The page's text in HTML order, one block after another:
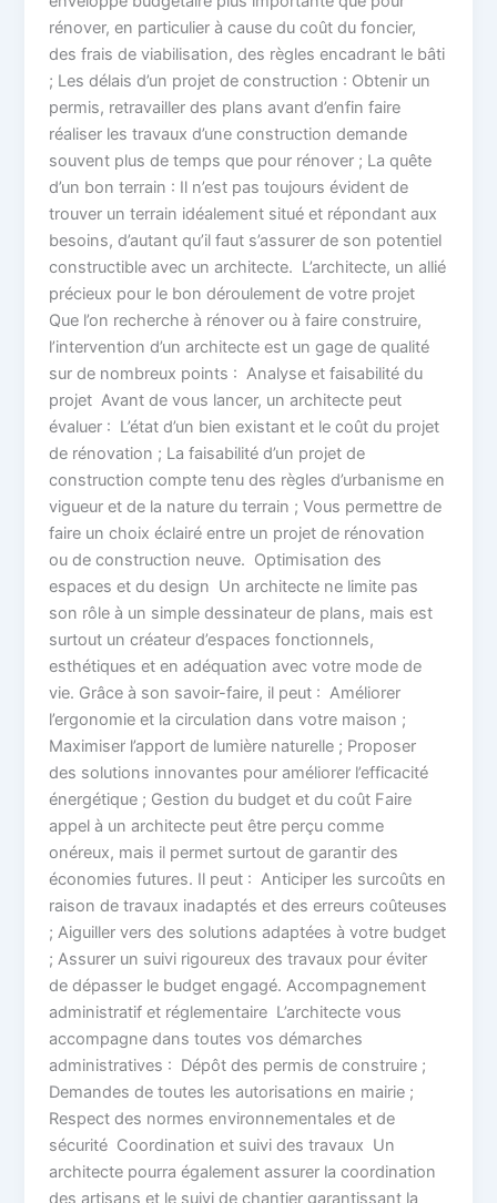
rénover, en particulier à cause du coût du foncier,
des frais de viabilisation, des règles encadrant le bâti
; Les délais d’un projet de construction : Obtenir un
permis, retravailler des plans avant d’enfin faire
réaliser les travaux d’une construction demande
souvent plus de temps que pour rénover ; La quête
d’un bon terrain : Il n’est pas toujours évident de
trouver un terrain idéalement situé et répondant aux
besoins, d’autant qu’il faut s’assurer de son potentiel
constructible avec un architecte. L’architecte, un allié
précieux pour le bon déroulement de votre projet
Que l’on recherche à rénover ou à faire construire,
l’intervention d’un architecte est un gage de qualité
sur de nombreux points : Analyse et faisabilité du
projet Avant de vous lancer, un architecte peut
évaluer : L’état d’un bien existant et le coût du projet
de rénovation ; La faisabilité d’un projet de
construction compte tenu des règles d’urbanisme en
vigueur et de la nature du terrain ; Vous permettre de
faire un choix éclairé entre un projet de rénovation
ou de construction neuve. Optimisation des
espaces et du design Un architecte ne limite pas
son rôle à un simple dessinateur de plans, mais est
surtout un créateur d’espaces fonctionnels,
esthétiques et en adéquation avec votre mode de
vie. Grâce à son savoir-faire, il peut : Améliorer
l’ergonomie et la circulation dans votre maison ;
Maximiser l’apport de lumière naturelle ; Proposer
des solutions innovantes pour améliorer l’efficacité
énergétique ; Gestion du budget et du coût Faire
appel à un architecte peut être perçu comme
onéreux, mais il permet surtout de garantir des
économies futures. Il peut : Anticiper les surcoûts en
raison de travaux inadaptés et des erreurs coûteuses
; Aiguiller vers des solutions adaptées à votre budget
; Assurer un suivi rigoureux des travaux pour éviter
de dépasser le budget engagé. Accompagnement
administratif et réglementaire L’architecte vous
accompagne dans toutes vos démarches
administratives : Dépôt des permis de construire ;
Demandes de toutes les autorisations en mairie ;
Respect des normes environnementales et de
sécurité Coordination et suivi des travaux Un
architecte pourra également assurer la coordination
des artisans et le suivi de chantier garantissant la